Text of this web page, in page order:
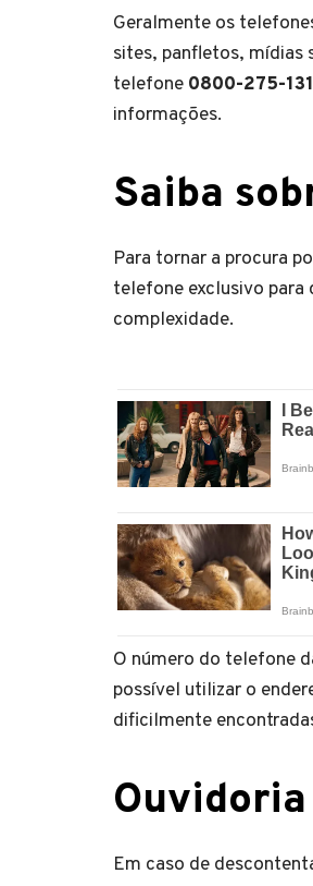
Geralmente os
sites, panfletos, mídias
telefone 0800-275-
informações.
Saiba
Para tornar a procura
telefone exclusivo para
complexidade.
O número do telefone
possível utilizar o
dificilmente
Em caso de